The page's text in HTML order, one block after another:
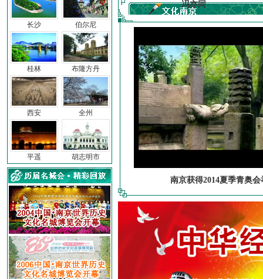
长沙
桂林
西安
平遥
伯尔尼
布隆方丹
全州
胡志明市
车前子 冯亦同
南京获得2014夏季青奥会